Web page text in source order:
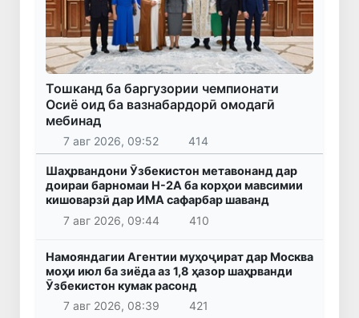
Тошканд ба баргузории чемпионати
Осиё оид ба вазнабардорӣ омодагӣ
мебинад
7 авг 2026, 09:52 414
Шаҳрвандони Ӯзбекистон метавонанд дар
доираи барномаи H-2A ба корҳои мавсимии
кишоварзӣ дар ИМА сафарбар шаванд
7 авг 2026, 09:44
410
Намояндагии Агентии муҳоҷират дар Москва
моҳи июл ба зиёда аз 1,8 ҳазор шаҳрванди
Ӯзбекистон кумак расонд
7 авг 2026, 08:39
421